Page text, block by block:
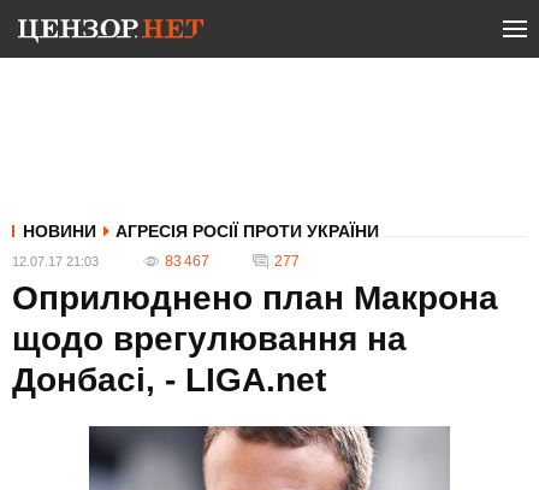
НОВИНИ АГРЕСІЯ РОСІЇ ПРОТИ УКРАЇНИ
12.07.17 21:03 83 467 277
Оприлюднено план Макрона
щодо врегулювання на
Донбасі, - LIGA.net